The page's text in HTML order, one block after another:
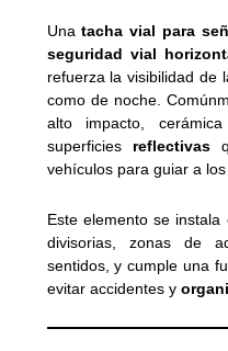
Unatacha vial para
seguridad vial
refuerza la visibilidad de
como de noche.
alto impacto,
superficies reflectivas
vehículos para guiar a los
Este elemento se instala
divisorias, zonas de
sentidos, y cumple una
evitar accidentes y